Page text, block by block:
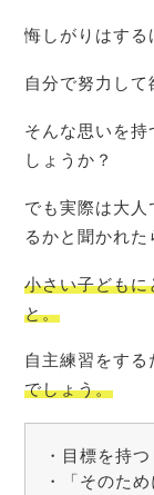
悔しがりはす
自分で努力し
そんな思いを
しょうか？
でも実際は大
るかと聞かれ
小さい子どもに
と。
自主練習をす
でしょう。
・目標を持つ
・「そのた